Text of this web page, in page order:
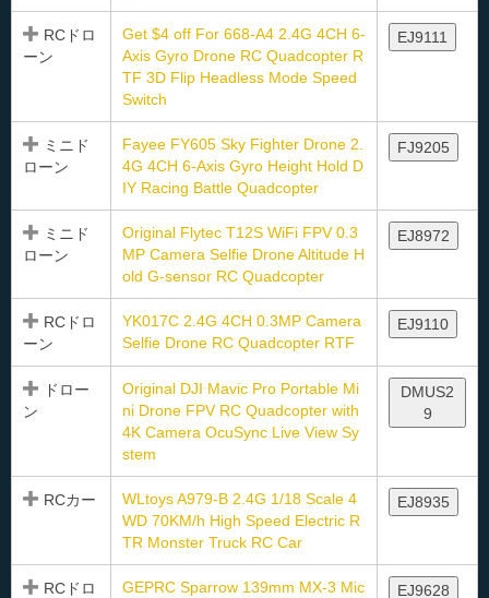
RCドロ
ーン
Get $4 off For 668-A4 2.4G 4CH 6-
Axis Gyro Drone RC Quadcopter R
TF 3D Flip Headless Mode Speed
Switch
EJ9111
ミニド
ローン
Fayee FY605 Sky Fighter Drone 2.
4G 4CH 6-Axis Gyro Height Hold D
IY Racing Battle Quadcopter
FJ9205
ミニド
ローン
Original Flytec T12S WiFi FPV 0.3
MP Camera Selfie Drone Altitude H
old G-sensor RC Quadcopter
EJ8972
RCドロ
ーン
YK017C 2.4G 4CH 0.3MP Camera
Selfie Drone RC Quadcopter RTF
EJ9110
ドロー
ン
Original DJI Mavic Pro Portable Mi
ni Drone FPV RC Quadcopter with
4K Camera OcuSync Live View Sy
stem
DMUS2
9
RCカー
WLtoys A979-B 2.4G 1/18 Scale 4
WD 70KM/h High Speed Electric R
TR Monster Truck RC Car
EJ8935
RCドロ GEPRC Sparrow 139mm MX-3 Mic EJ9628